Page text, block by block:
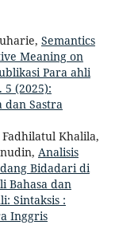
Semantics
Meaning on
Para ahli
5 (2025):
dan Sastra
Khalila,
Analisis
Bidadari di
Bahasa dan
Sintaksis :
Inggris